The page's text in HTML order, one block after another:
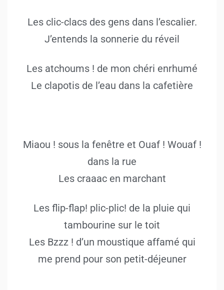
Les clic-clacs des gens dans l’escalier.
J’entends la sonnerie du réveil
Les atchoums ! de mon chéri enrhumé
Le clapotis de l’eau dans la cafetière
Miaou ! sous la fenêtre et Ouaf ! Wouaf !
dans la rue
Les craaac en marchant
Les flip-flap! plic-plic! de la pluie qui
tambourine sur le toit
Les Bzzz ! d’un moustique affamé qui
me prend pour son petit-déjeuner